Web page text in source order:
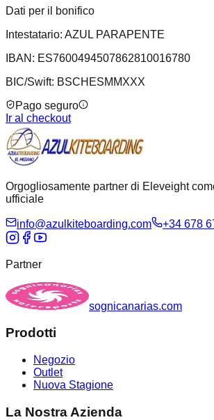
Dati per il bonifico
Intestatario: AZUL PARAPENTE
IBAN : ES7600494507862810016780
BIC/Swift: BSCHESMMXXX
Pago seguro
Ir al checkout
Orgogliosamente partner di Eleveight
ufficiale
info@azulkiteboarding.com +34 678
Partner
sognicanarias.com
Prodotti
Negozio
Outlet
Nuova Stagione
La Nostra Azienda